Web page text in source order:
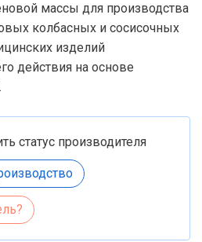
массы для производства
колбасных и сосисочных
изделий
действия на основе
статус производителя